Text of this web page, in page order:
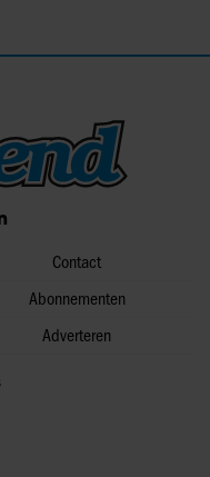
Contact
Abonnementen
Adverteren